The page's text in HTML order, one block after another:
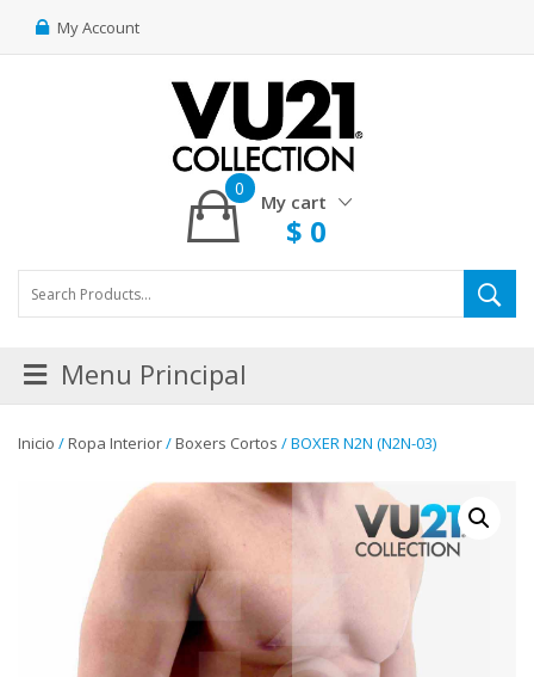
My Account
My cart
0
$ 0
Menu Principal
Inicio /Ropa Interior/Boxers Cortos / BOXER N2N (N2N-03)